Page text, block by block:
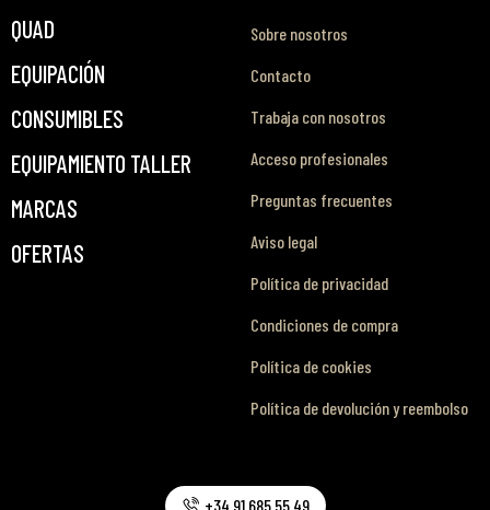
QUAD
EQUIPACIÓN
CONSUMIBLES
EQUIPAMIENTO TALLER
MARCAS
OFERTAS
Sobre nosotros
Contacto
Trabaja con nosotros
Acceso profesionales
Preguntas frecuentes
Aviso legal
Política de privacidad
Condiciones de compra
Política de cookies
Política de devolución y reembolso
+34 91 685 55 49